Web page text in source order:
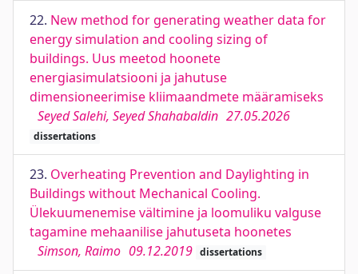
22. New method for generating weather data for
energy simulation and cooling sizing of
buildings. Uus meetod hoonete
energiasimulatsiooni ja jahutuse
dimensioneerimise kliimaandmete määramiseks
Seyed Salehi, Seyed Shahabaldin 27.05.2026
dissertations
23. Overheating Prevention and Daylighting in
Buildings without Mechanical Cooling.
Ülekuumenemise vältimine ja loomuliku valguse
tagamine mehaanilise jahutuseta hoonetes
Simson, Raimo 09.12.2019 dissertations